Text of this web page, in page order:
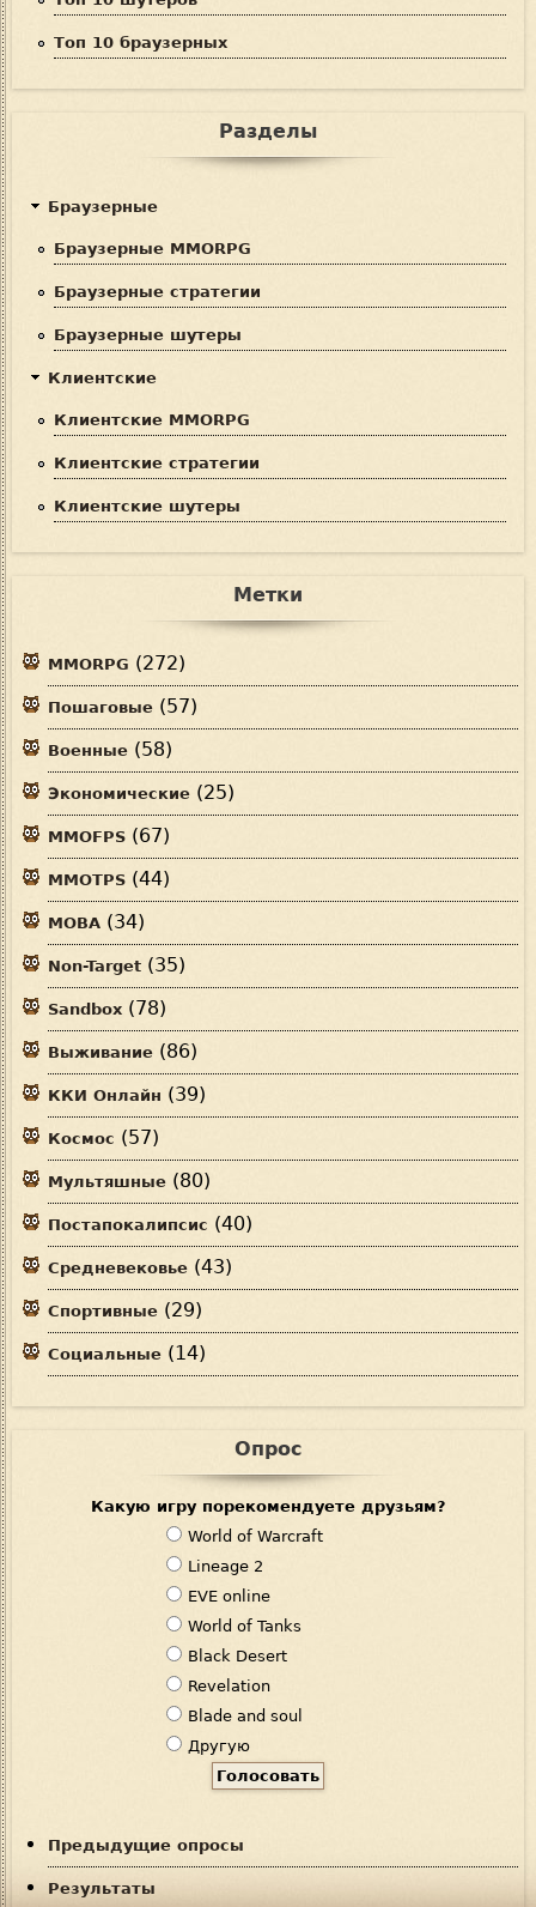
Топ 10 браузерных
Разделы
Браузерные
Браузерные MMORPG
Браузерные стратегии
Браузерные шутеры
Клиентские
Клиентские MMORPG
Клиентские стратегии
Клиентские шутеры
Метки
MMORPG (272)
Пошаговые (57)
Военные (58)
Экономические (25)
MMOFPS (67)
MMOTPS (44)
MOBA (34)
Non-Target (35)
Sandbox (78)
Выживание (86)
ККИ Онлайн (39)
Космос (57)
Мультяшные (80)
Постапокалипсис (40)
Средневековье (43)
Спортивные (29)
Социальные (14)
Опрос
Какую игру порекомендуете друзьям?
В
а
р
и
а
н
т
ы
World of Warcraft
Lineage 2
EVE online
World of Tanks
Black Desert
Revelation
Blade and soul
Другую
Предыдущие опросы
Результаты